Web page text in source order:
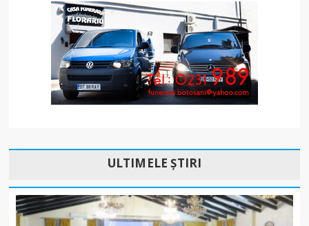
ULTIMELE ȘTIRI